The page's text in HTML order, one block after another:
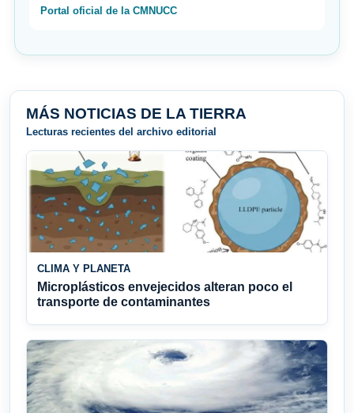
Portal oficial de la CMNUCC
MÁS NOTICIAS DE LA TIERRA
Lecturas recientes del archivo editorial
CLIMA Y PLANETA
Microplásticos envejecidos alteran poco el
transporte de contaminantes